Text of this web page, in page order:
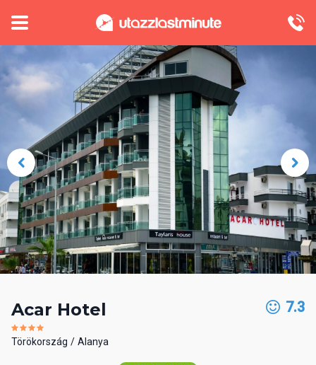
Acar Hotel
Törökország Alanya
7.3